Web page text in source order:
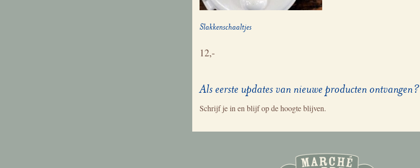
Slakkenschaaltjes
12,-
Als eerste updates van nieuwe producten ontvangen?
Schrijf je in en blijf op de hoogte blijven.